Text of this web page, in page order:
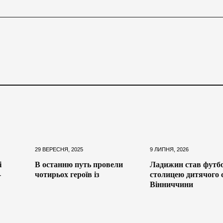
29 ВЕРЕСНЯ, 2025
В останню путь провели
чотирьох героїв із
9 ЛИПНЯ, 2026
Ладижин став
столицею дитячого
Вінниччини